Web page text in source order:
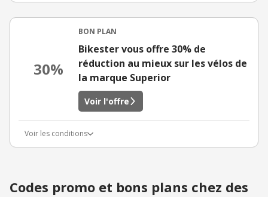
30%
BON PLAN
Bikester vous offre 30% de
réduction au mieux sur les vélos de
la marque Superior
Voir l'offre
Voir les conditions
Codes promo et bons plans chez des